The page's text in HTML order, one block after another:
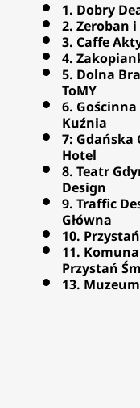
1. Dobry
2. Zeroban
3. Caffe
4.
5. Dolna
ToMY
6.
Kuźnia
7: Gdańska
Hotel
8. Teatr
Design
9. Traffic
Główna
10.
11.
Przystań
13.